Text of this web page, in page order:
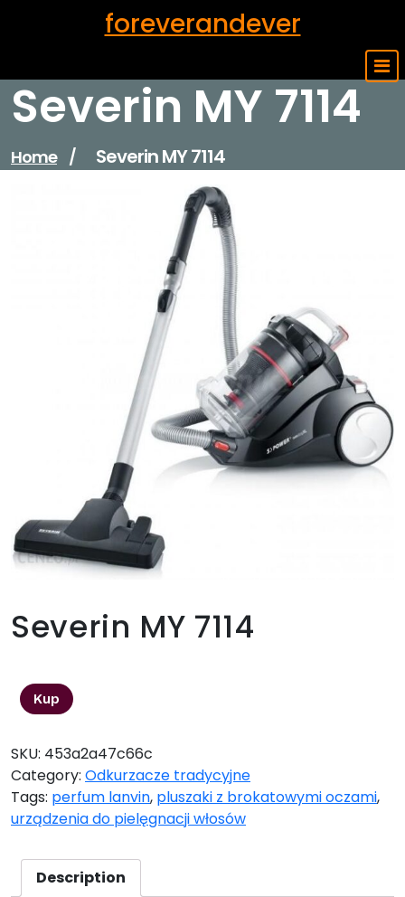
foreverandever
Severin MY 7114
Home / Severin MY 7114
Severin MY 7114
Kup
SKU: 453a2a47c66c
Category: Odkurzacze tradycyjne
Tags: perfum lanvin, pluszaki z brokatowymi oczami,
urządzenia do pielęgnacji włosów
Description